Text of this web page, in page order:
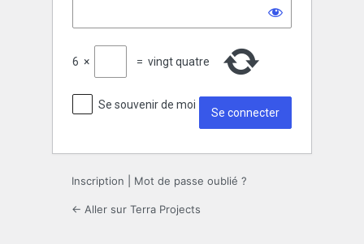
6 × = vingt quatre
Se souvenir de moi
Inscription Mot de passe oublié ?
← Aller sur Terra Projects